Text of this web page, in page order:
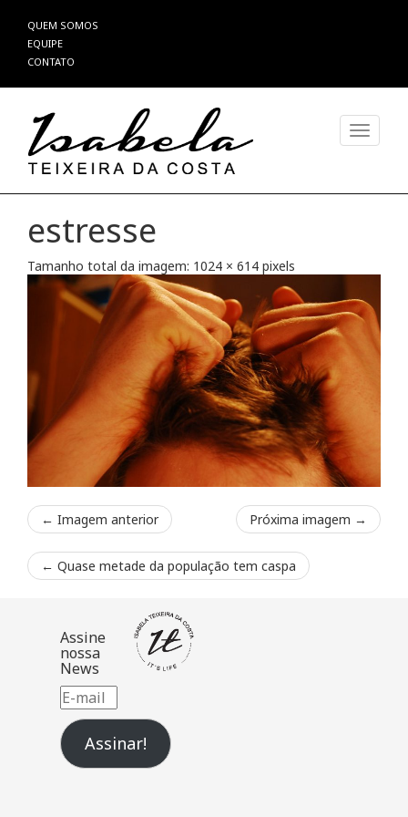
Pular
para
o
QUEM SOMOS
EQUIPE
CONTATO
estresse
Tamanho total da imagem: 1024 × 614 pixels
← Imagem anterior Próxima imagem →
← Quase metade da população tem caspa
Assine
nossa
News
E-
mail
Assinar!